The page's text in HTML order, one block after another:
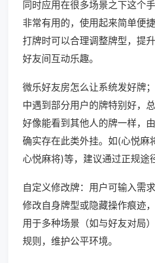
同时应用在很多场景之下这个
非常有用的，使用起来简单便
打牌时可以合理调整牌型，提
好友间互动乐趣。
微乐好友房怎么让系统发好牌
中遇到部分用户的牌特别好，
好像能看到其他人的牌一样，
确实存在此类外挂。如(心悦麻
心悦麻将)等，建议通过正规途
自定义修改牌：用户可输入需
修改自身牌型或隐藏操作痕迹
用于多种场景（如与好友对局
规则，维护公平环境。